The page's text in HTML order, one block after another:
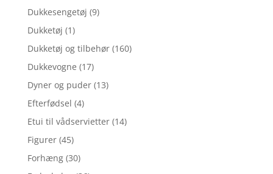
Dukkesengetøj (9)
Dukketøj (1)
Dukketøj og tilbehør (160)
Dukkevogne (17)
Dyner og puder (13)
Efterfødsel (4)
Etui til vådservietter (14)
Figurer (45)
Forhæng (30)